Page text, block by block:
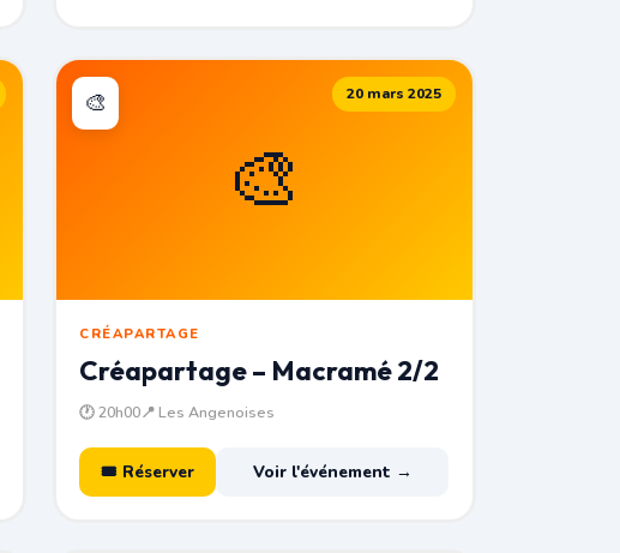
🎨
🎨 20 mars 2025
CRÉAPARTAGE
Créapartage – Macramé 2/2
🕐 20h00📍 Les Angenoises
🎟 Réserver Voir l'événement →